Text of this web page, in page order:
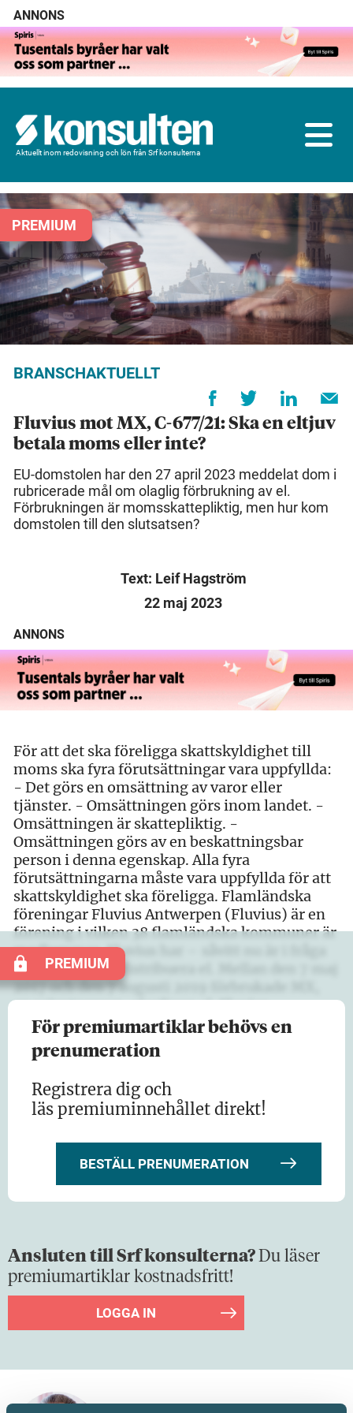
ANNONS
Aktuellt inom redovisning och lön från Srf konsulterna
PREMIUM
BRANSCHAKTUELLT
Fluvius mot MX, C-677/21: Ska en eltjuv
betala moms eller inte?
EU-domstolen har den 27 april 2023 meddelat dom i
rubricerade mål om olaglig förbrukning av el.
Förbrukningen är momsskattepliktig, men hur kom
domstolen till den slutsatsen?
Text: Leif Hagström
22 maj 2023
ANNONS
För att det ska föreligga skattskyldighet till
moms ska fyra förutsättningar vara uppfyllda:
- Det görs en omsättning av varor eller
tjänster. - Omsättningen görs inom landet. -
Omsättningen är skattepliktig. -
Omsättningen görs av en beskattningsbar
person i denna egenskap. Alla fyra
förutsättningarna måste vara uppfyllda för att
skattskyldighet ska föreligga. Flamländska
föreningar Fluvius Antwerpen (Fluvius) är en
förening i vilken 38 flamländska kommuner är
medlemmar. Fluvius har – såvitt nu är i fråga
– i uppdrag att distribuera el. Mellan den 7 maj
2017 och den 7 augusti 2019 förbrukade MX,
en privatperson, olagligen el. Fluvius
upptäckte den…
PREMIUM
För premiumartiklar behövs en
prenumeration
Registrera dig och
läs premiuminnehållet direkt!
BESTÄLL PRENUMERATION
Ansluten till Srf konsulterna?Du läser
premiumartiklar kostnadsfritt!
LOGGA IN